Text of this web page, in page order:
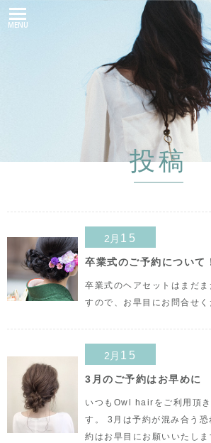
MENU
投稿
2月 15
卒業式のご予約について
卒業式のヘアセットはまだ
すので、お早目にお問合せく
2月 15
3月のご予約はお早めに
いつもOwl hairをご利用頂
す。 3月は予約が混み合う
約はお早目にお願いいたしま